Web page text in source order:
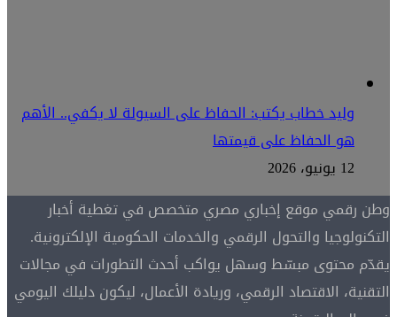
وليد خطاب يكتب: الحفاظ على السيولة لا يكفي.. الأهم
هو الحفاظ على قيمتها
12 يونيو، 2026
وطن رقمي موقع إخباري مصري متخصص في تغطية أخبار
التكنولوجيا والتحول الرقمي والخدمات الحكومية الإلكترونية.
يقدّم محتوى مبسّط وسهل يواكب أحدث التطورات في مجالات
التقنية، الاقتصاد الرقمي، وريادة الأعمال، ليكون دليلك اليومي